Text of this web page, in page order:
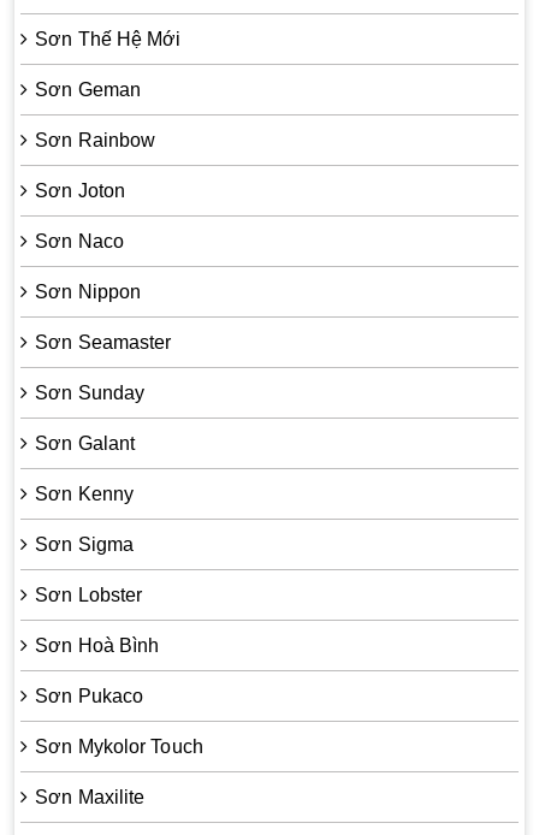
Sơn Thế Hệ Mới
Sơn Geman
Sơn Rainbow
Sơn Joton
Sơn Naco
Sơn Nippon
Sơn Seamaster
Sơn Sunday
Sơn Galant
Sơn Kenny
Sơn Sigma
Sơn Lobster
Sơn Hoà Bình
Sơn Pukaco
Sơn Mykolor Touch
Sơn Maxilite